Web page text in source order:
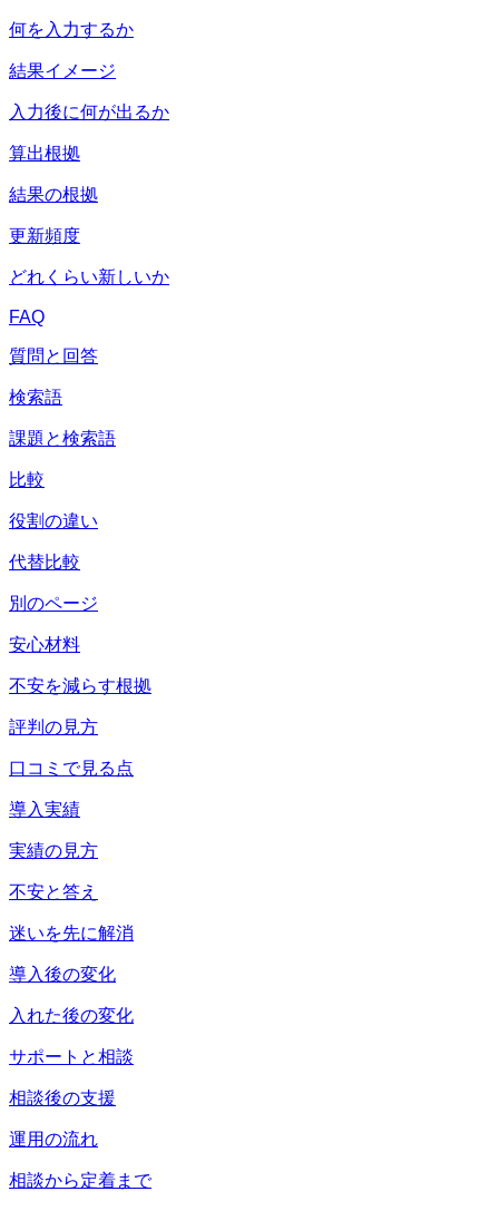
何を入力するか
結果イメージ
入力後に何が出るか
算出根拠
結果の根拠
更新頻度
どれくらい新しいか
FAQ
質問と回答
検索語
課題と検索語
比較
役割の違い
代替比較
別のページ
安心材料
不安を減らす根拠
評判の見方
口コミで見る点
導入実績
実績の見方
不安と答え
迷いを先に解消
導入後の変化
入れた後の変化
サポートと相談
相談後の支援
運用の流れ
相談から定着まで